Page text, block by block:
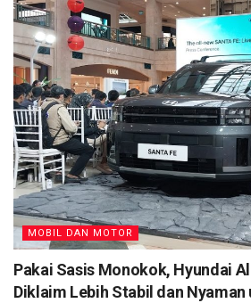
MOBIL DAN MOTOR
Pakai Sasis Monokok, Hyundai
Diklaim Lebih Stabil dan